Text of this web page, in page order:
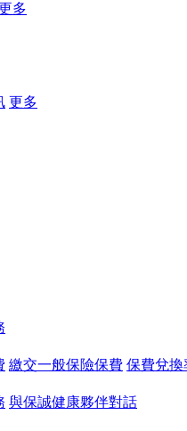
多
更多
繳交一般保險保費 保費兌換
與保誠健康夥伴對話